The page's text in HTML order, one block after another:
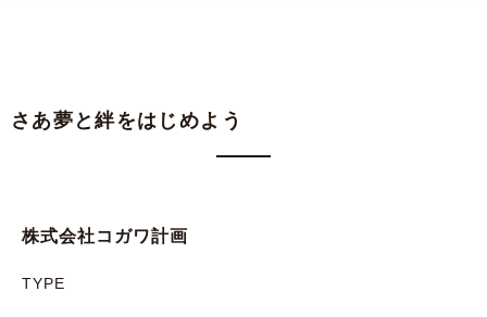
さあ夢と絆をはじめよう
株式会社コガワ計画
TYPE